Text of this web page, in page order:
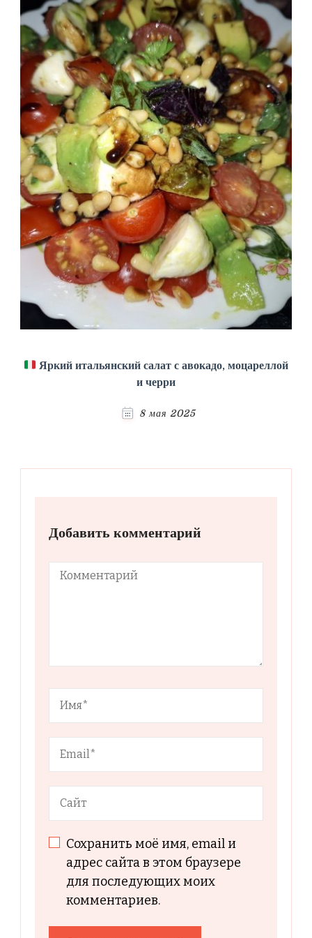
Яркий итальянский салат с авокадо, моцареллой
и черри
8 мая 2025
Добавить комментарий
Сохранить моё имя, email и
адрес сайта в этом браузере
для последующих моих
комментариев.